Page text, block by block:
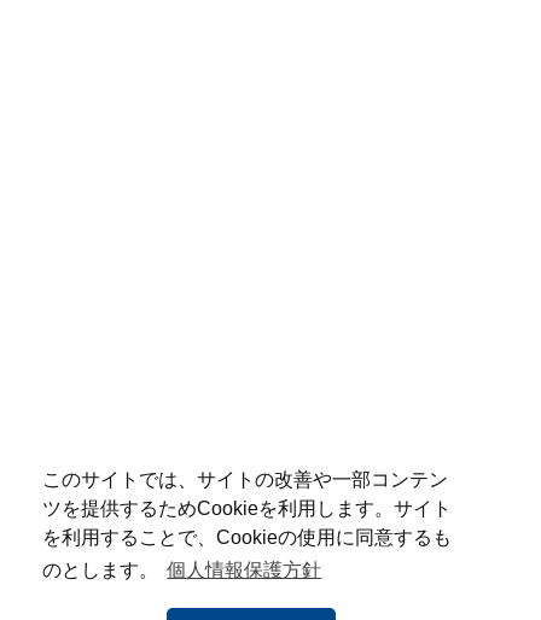
このサイトでは、サイトの改善や一部コンテン
ツを提供するためCookieを利用します。サイト
を利用することで、Cookieの使用に同意するも
のとします。
個人情報保護方針